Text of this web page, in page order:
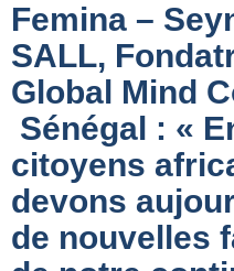
Femina –
SALL,
Global Mind
Sénégal : «
citoyens
devons
de nouvelles